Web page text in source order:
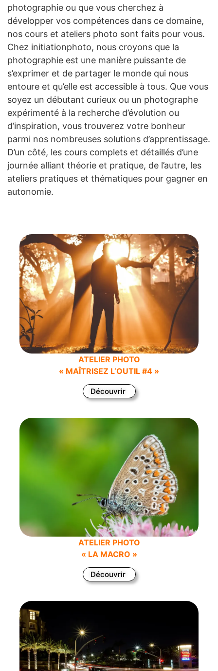
photographie ou que vous cherchez à
développer vos compétences dans ce domaine,
nos cours et ateliers photo sont faits pour vous.
Chez initiationphoto, nous croyons que la
photographie est une manière puissante de
s’exprimer et de partager le monde qui nous
entoure et qu’elle est accessible à tous. Que vous
soyez un débutant curieux ou un photographe
expérimenté à la recherche d’évolution ou
d’inspiration, vous trouverez votre bonheur
parmi nos nombreuses solutions d’apprentissage.
D’un côté, les cours complets et détaillés d’une
journée alliant théorie et pratique, de l’autre, les
ateliers pratiques et thématiques pour gagner en
autonomie.
ATELIER PHOTO
« MAÎTRISEZ L’OUTIL #4 »
Découvrir
ATELIER PHOTO
« LA MACRO »
Découvrir